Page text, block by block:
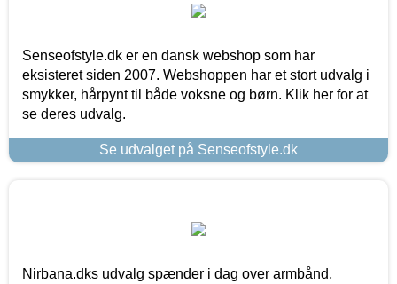
Senseofstyle.dk er en dansk webshop som har
eksisteret siden 2007. Webshoppen har et stort udvalg i
smykker, hårpynt til både voksne og børn. Klik her for at
se deres udvalg.
Se udvalget på Senseofstyle.dk
Nirbana.dks udvalg spænder i dag over armbånd,